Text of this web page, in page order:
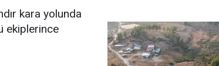
kara yolunda
ekiplerince